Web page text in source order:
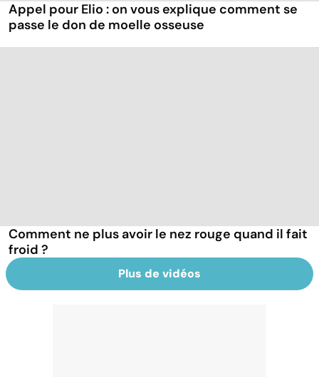
Appel pour Elio : on vous explique comment se
passe le don de moelle osseuse
Comment ne plus avoir le nez rouge quand il fait
froid ?
Plus de vidéos